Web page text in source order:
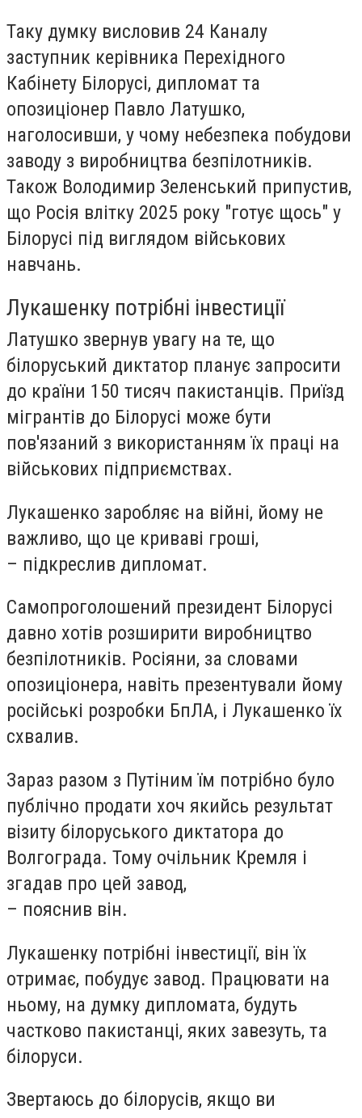
Таку думку висловив 24 Каналу
заступник керівника Перехідного
Кабінету Білорусі, дипломат та
опозиціонер Павло Латушко,
наголосивши, у чому небезпека побудови
заводу з виробництва безпілотників.
Також Володимир Зеленський припустив,
що Росія влітку 2025 року "готує щось" у
Білорусі під виглядом військових
навчань.
Лукашенку потрібні інвестиції
Латушко звернув увагу на те, що
білоруський диктатор планує запросити
до країни 150 тисяч пакистанців. Приїзд
мігрантів до Білорусі може бути
пов'язаний з використанням їх праці на
військових підприємствах.
Лукашенко заробляє на війні, йому не
важливо, що це криваві гроші,
– підкреслив дипломат.
Самопроголошений президент Білорусі
давно хотів розширити виробництво
безпілотників. Росіяни, за словами
опозиціонера, навіть презентували йому
російські розробки БпЛА, і Лукашенко їх
схвалив.
Зараз разом з Путіним їм потрібно було
публічно продати хоч якийсь результат
візиту білоруського диктатора до
Волгограда. Тому очільник Кремля і
згадав про цей завод,
– пояснив він.
Лукашенку потрібні інвестиції, він їх
отримає, побудує завод. Працювати на
ньому, на думку дипломата, будуть
частково пакистанці, яких завезуть, та
білоруси.
Звертаюсь до білорусів, якщо ви